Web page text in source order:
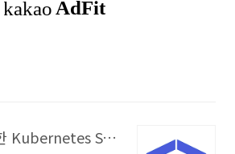
Kubestr를 활용한 Kubernetes Storage 성능 테스트